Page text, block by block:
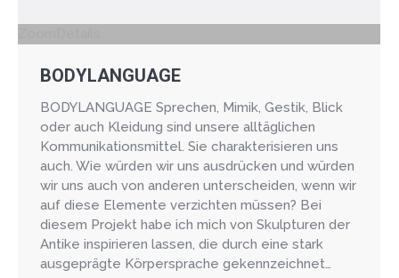
BODYLANGUAGE
BODYLANGUAGE Sprechen, Mimik, Gestik, Blick
oder auch Kleidung sind unsere alltäglichen
Kommunikationsmittel. Sie charakterisieren uns
auch. Wie würden wir uns ausdrücken und würden
wir uns auch von anderen unterscheiden, wenn wir
auf diese Elemente verzichten müssen? Bei
diesem Projekt habe ich mich von Skulpturen der
Antike inspirieren lassen, die durch eine stark
ausgeprägte Körpersprache gekennzeichnet…